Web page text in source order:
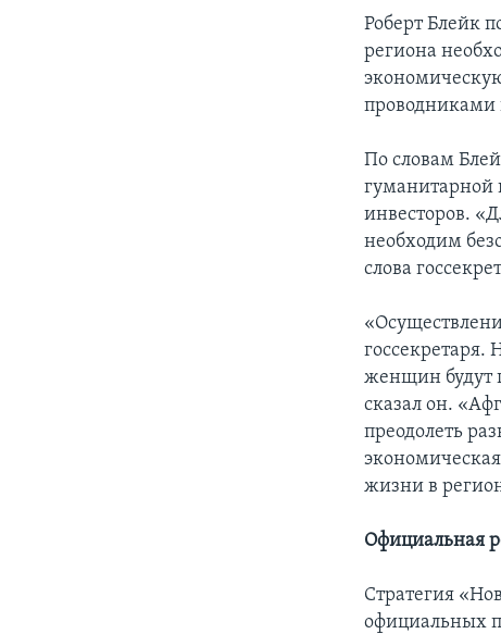
Роберт Блейк
региона
проводниками
По словам
гуманитарной
инвесторов.
необходим
слова
госсекретаря.
женщин будут
сказал он.
преодолеть
жизни в
Официальная
Стратегия
официальных